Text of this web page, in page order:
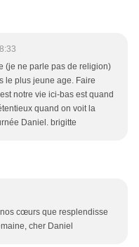
(je ne parle pas de religion)
le plus jeune age. Faire
notre vie ici-bas est quand
quand on voit la
Daniel. brigitte
cœurs que resplendisse
cher Daniel